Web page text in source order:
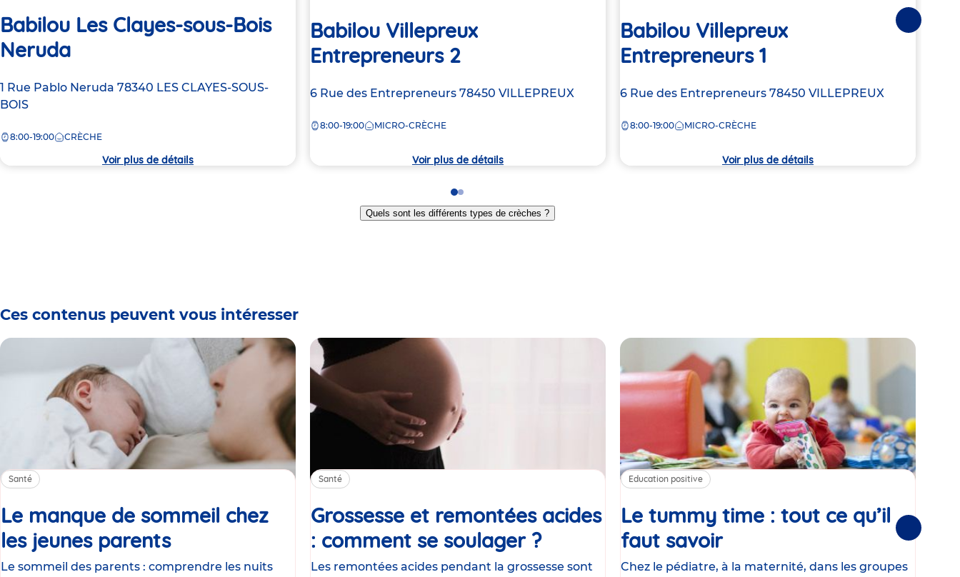
Babilou Les Clayes-sous-Bois
Neruda
Adresse
de
crèche
1 Rue Pablo Neruda 78340 LES CLAYES-SOUS-
BOIS
8:00-19:00 CRÈCHE
Voir plus de détails
Babilou Villepreux
Entrepreneurs 2
Adresse
la
6 Rue des Entrepreneurs 78450 VILLEPREUX
8:00-19:00 MICRO-CRÈCHE
Voir plus de détails
Babilou Villepreux
Entrepreneurs 1
Adresse
la
6 Rue des Entrepreneurs 78450 VILLEPREUX
8:00-19:00 MICRO-CRÈCHE
Voir plus de détails
Suivantes
Go
to
slide
Go
to
slide
Quels sont les différents types de crèches ?
Ces contenus peuvent vous intéresser
Santé
Le manque de sommeil chez
les jeunes parentsArticle
Le sommeil des parents : comprendre les nuits
Santé
Grossesse et remontées acides
: comment se soulager ?Article
Les remontées acides pendant la grossesse sont
Education positive
Le tummy time : tout ce qu’il
faut savoirArticle
Chez le pédiatre, à la maternité, dans les groupes
Suivantes